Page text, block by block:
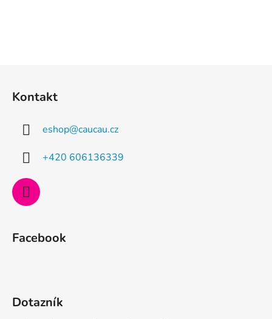
Kontakt
eshop@caucau.cz
+420 606136339
Facebook
Dotazník